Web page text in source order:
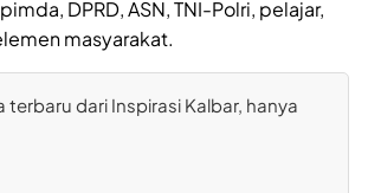
DPRD, ASN, TNI-Polri, pelajar,
masyarakat.
terbaru dari Inspirasi Kalbar, hanya